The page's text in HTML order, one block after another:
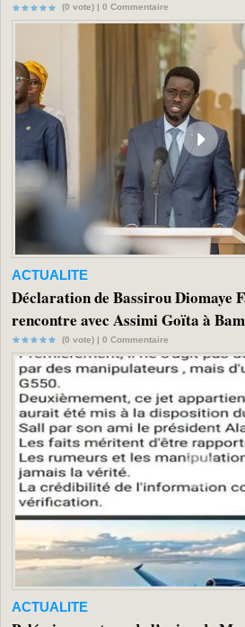
(0 vote) | 0 Commentaire
ACTUALITE
Déclaration de Bassirou Diomaye
rencontre avec Assimi Goïta à
(0 vote) | 0 Commentaire
ACTUALITE